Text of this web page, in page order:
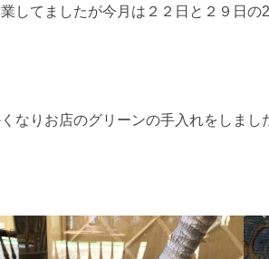
してましたが今月は２２日と２９日の
なりお店のグリーンの手入れをしまし